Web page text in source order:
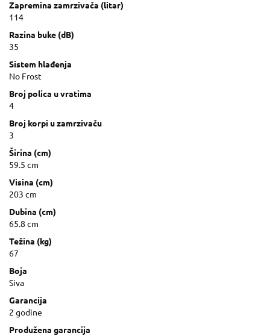
Zapremina zamrzivača (litar)
114
Razina buke (dB)
35
Sistem hlađenja
No Frost
Broj polica u vratima
4
Broj korpi u zamrzivaču
3
Širina (cm)
59.5 cm
Visina (cm)
203 cm
Dubina (cm)
65.8 cm
Težina (kg)
67
Boja
Siva
Garancija
2 godine
Produžena garancija